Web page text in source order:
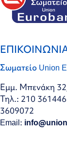
Σωματείο Union
Εμμ. Μπενάκη
Τηλ.: 210
3609072
Email: